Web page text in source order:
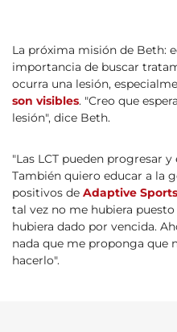
La próxima misión de Beth:
importancia de buscar
ocurra una lesión,
son visibles. "Creo que
lesión", dice Beth.
"Las LCT pueden progresar
También quiero educar a la
positivos de Adaptive Sports
tal vez no me hubiera
hubiera dado por vencida.
nada que me proponga que
hacerlo".